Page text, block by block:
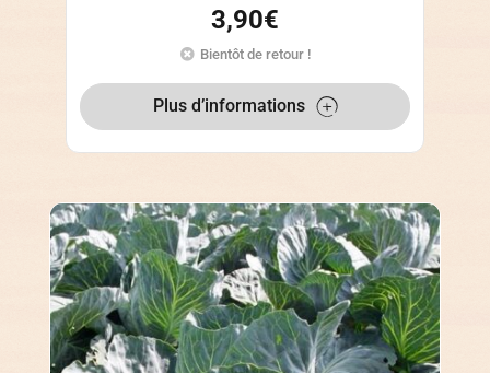
3,90€
Bientôt de retour !
Plus d’informations